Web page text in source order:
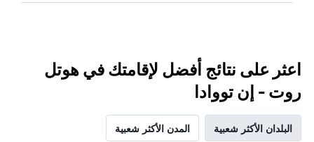
اعثر على نتائج أفضل لإقامتك في هوتل
روت - إن تووادا
البلدان الأكثر شعبية المدن الأكثر شعبية